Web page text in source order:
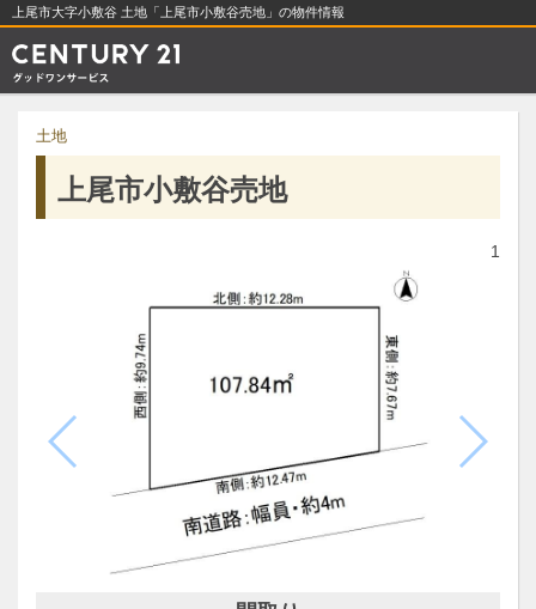
上尾市大字小敷谷 土地「上尾市小敷谷売地」の物件情報
土地
上尾市小敷谷売地
1